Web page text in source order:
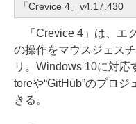
「Crevice 4」v4.17.430
「Crevice 4」は、エ
の操作をマウスジェス
リ。Windows 10に対応
toreや“GitHub”のプロ
きる。